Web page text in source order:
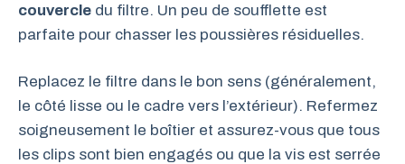
couvercle du filtre. Un peu de soufflette est
parfaite pour chasser les poussières résiduelles.
Replacez le filtre dans le bon sens (généralement,
le côté lisse ou le cadre vers l’extérieur). Refermez
soigneusement le boîtier et assurez-vous que tous
les clips sont bien engagés ou que la vis est serrée